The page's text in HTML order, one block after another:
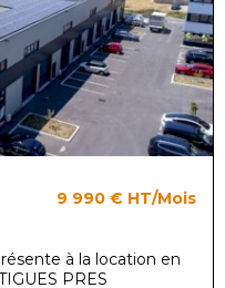
9 990 € HT/Mois
à la location en
PRES